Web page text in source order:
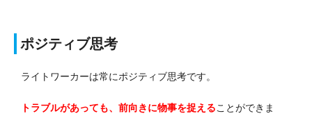
ポジティブ思考
ライトワーカーは常にポジティブ思考です。
トラブルがあっても、前向きに物事を捉えることができま